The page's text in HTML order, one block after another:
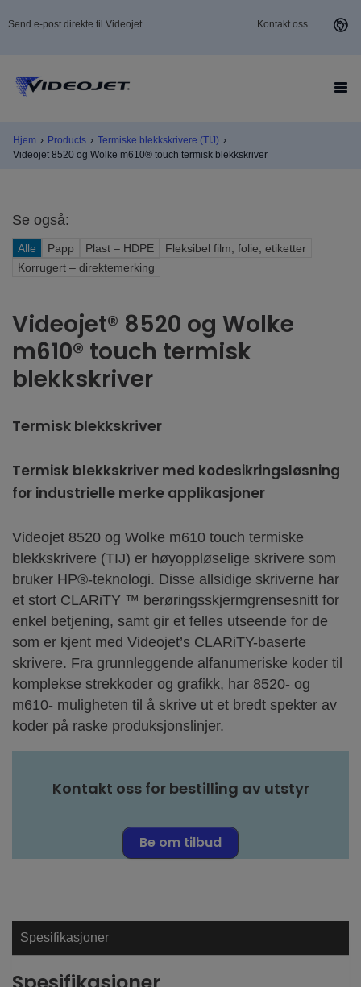
Send e-post direkte til Videojet Kontakt oss
Hjem › Products › Termiske blekkskrivere (TIJ) ›
Videojet 8520 og Wolke m610® touch termisk blekkskriver
Se også:
Alle Papp Plast – HDPE
Fleksibel film, folie, etiketter
Korrugert – direktemerking
Videojet® 8520 og Wolke
m610® touch termisk
blekkskriver
Termisk blekkskriver
Termisk blekkskriver med kodesikringsløsning
for industrielle merke applikasjoner
Videojet 8520 og Wolke m610 touch termiske
blekkskrivere (TIJ) er høyoppløselige skrivere som
bruker HP®-teknologi. Disse allsidige skriverne har
et stort CLARiTY ™ berøringsskjermgrensesnitt for
enkel betjening, samt gir et felles utseende for de
som er kjent med Videojet’s CLARiTY-baserte
skrivere. Fra grunnleggende alfanumeriske koder til
komplekse strekkoder og grafikk, har 8520- og
m610- muligheten til å skrive ut et bredt spekter av
koder på raske produksjonslinjer.
Kontakt oss for bestilling av utstyr
Be om tilbud
Spesifikasjoner